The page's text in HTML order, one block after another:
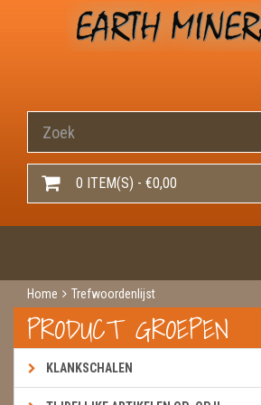
0 ITEM(S) - €0,00
Home Trefwoordenlijst
PRODUCT GROEPEN
KLANKSCHALEN